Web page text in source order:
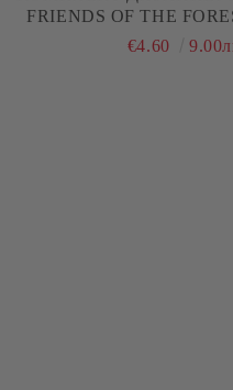
FRIENDS OF THE
€4.60